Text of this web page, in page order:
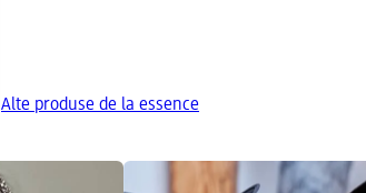
Alte produse de la essence